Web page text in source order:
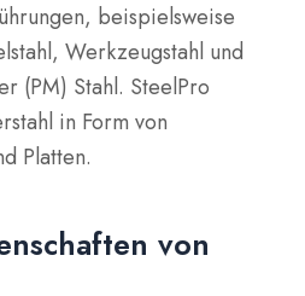
beispielsweise
Werkzeugstahl und
(PM) Stahl. SteelPro
in Form von
Platten.
von